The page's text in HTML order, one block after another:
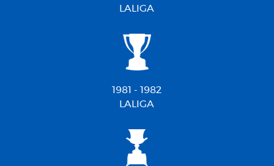
LALIGA
1981 - 1982
LALIGA